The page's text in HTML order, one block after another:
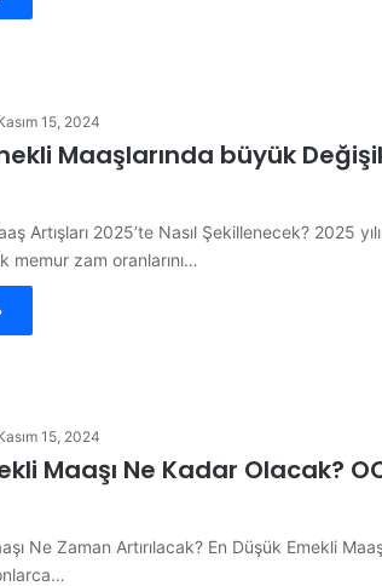
15, 2024
Maaşlarında büyük
Artışları 2025’te Nasıl Şekillenecek? 2025
memur zam oranlarını…
15, 2024
Maaşı Ne Kadar Olacak?
Ne Zaman Artırılacak? En Düşük Emekli